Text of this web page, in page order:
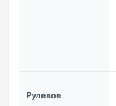
Рулевое